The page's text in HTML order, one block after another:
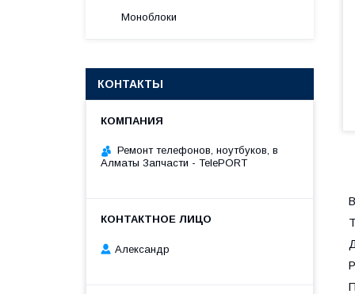
Моноблоки
КОНТАКТЫ
Ремонт телефонов, ноутбуков, в
Алматы Запчасти - TelePORT
Александр